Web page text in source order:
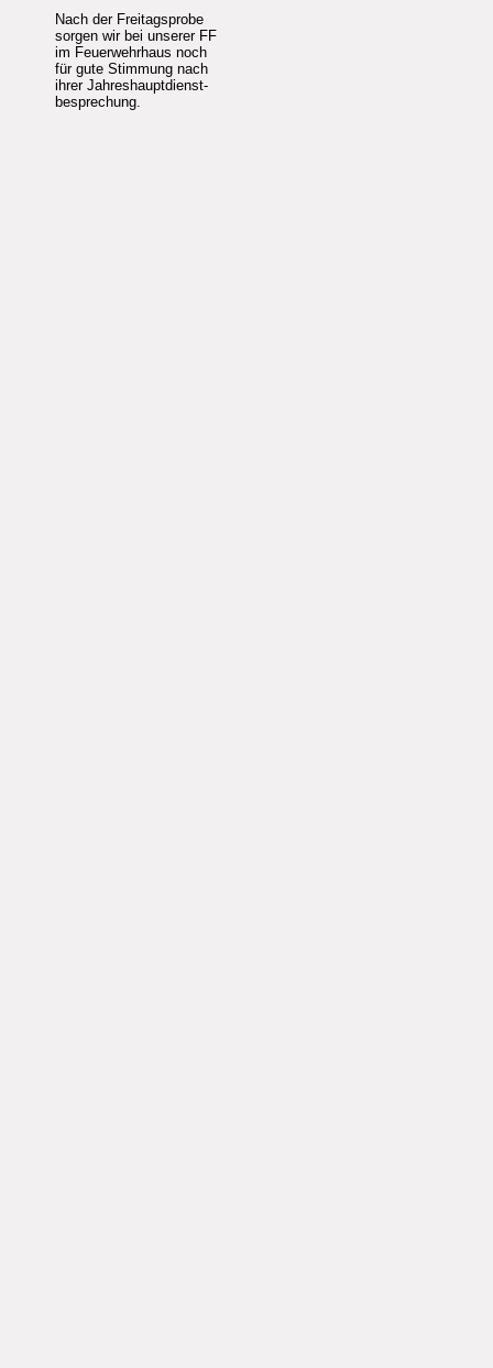
Nach der Freitagsprobe
sorgen wir bei unserer FF
im Feuerwehrhaus noch
für gute Stimmung nach
ihrer Jahreshauptdienst-
besprechung.